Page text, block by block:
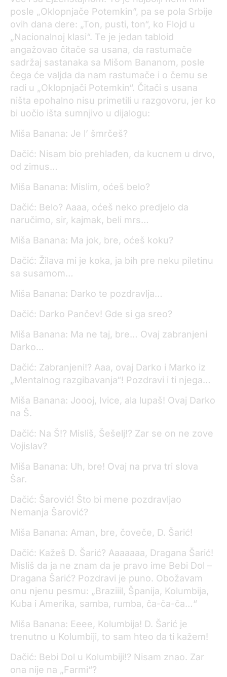
posle „Oklopnjače Potemkin”, pa se pola Srbije
ovih dana dere: „Ton, pusti, ton“, ko Flojd u
„Nacionalnoj klasi“. Te je jedan tabloid
angažovao čitače sa usana, da rastumače
sadržaj sastanaka sa Mišom Bananom, posle
čega će valjda da nam rastumače i o čemu se
radi u „Oklopnjači Potemkin“. Čitači s usana
ništa epohalno nisu primetili u razgovoru, jer ko
bi uočio išta sumnjivo u dijalogu:
Miša Banana: Je l’ šmrčeš?
Dačić: Nisam bio prehlađen, da kucnem u drvo,
od zimus…
Miša Banana: Mislim, oćeš belo?
Dačić: Belo? Aaaa, oćeš neko predjelo da
naručimo, sir, kajmak, beli mrs…
Miša Banana: Ma jok, bre, oćeš koku?
Dačić: Žilava mi je koka, ja bih pre neku piletinu
sa susamom…
Miša Banana: Darko te pozdravlja…
Dačić: Darko Pančev! Gde si ga sreo?
Miša Banana: Ma ne taj, bre… Ovaj zabranjeni
Darko…
Dačić: Zabranjeni!? Aaa, ovaj Darko i Marko iz
„Mentalnog razgibavanja“! Pozdravi i ti njega…
Miša Banana: Joooj, Ivice, ala lupaš! Ovaj Darko
na Š.
Dačić: Na Š!? Misliš, Šešelj!? Zar se on ne zove
Vojislav?
Miša Banana: Uh, bre! Ovaj na prva tri slova
Šar.
Dačić: Šarović! Što bi mene pozdravljao
Nemanja Šarović?
Miša Banana: Aman, bre, čoveče, D. Šarić!
Dačić: Kažeš D. Šarić? Aaaaaaa, Dragana Šarić!
Misliš da ja ne znam da je pravo ime Bebi Dol –
Dragana Šarić? Pozdravi je puno. Obožavam
onu njenu pesmu: „Braziiil, Španija, Kolumbija,
Kuba i Amerika, samba, rumba, ča-ča-ča…“
Miša Banana: Eeee, Kolumbija! D. Šarić je
trenutno u Kolumbiji, to sam hteo da ti kažem!
Dačić: Bebi Dol u Kolumbiji!? Nisam znao. Zar
ona nije na „Farmi“?